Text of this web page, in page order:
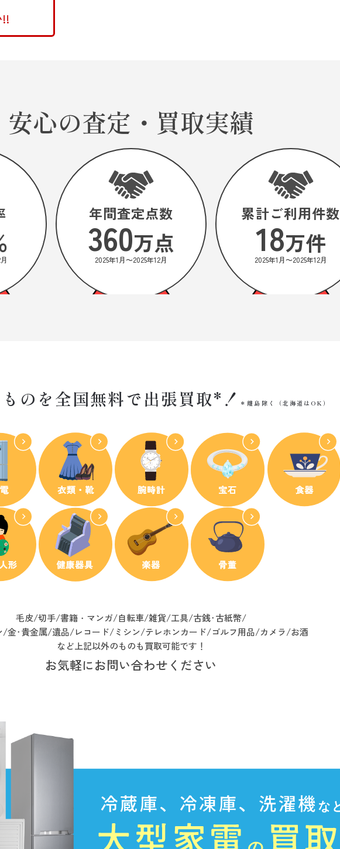
安心の査定・買取実績
年間査定点数
360万点
2025年1月〜2025年12月
累計ご利用件数
18万件
2025年1月〜2025年12月
のを全国無料で 出張買取*！ 離島除く（北海道はOK）
毛皮/切手/書籍・マンガ/自転車/雑貨/工具/古銭･古紙幣/
/金･貴金属/遺品/レコード/ミシン/テレホンカード/ゴルフ用品/カメラ/お酒
など上記以外のものも買取可能です！
お気軽にお問い合わせください